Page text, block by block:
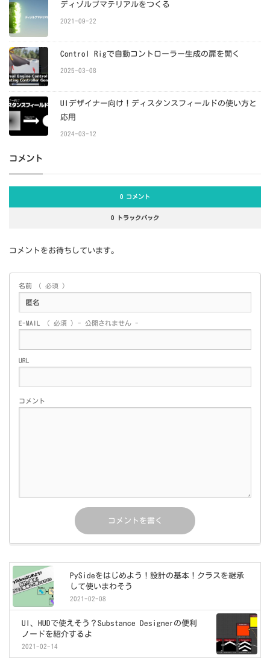
ディゾルブマテリアルをつくる
2021-09-22
Control Rigで自動コントローラー生成の扉を開く
2025-03-08
UIデザイナー向け！ディスタンスフィールドの使い方と
応用
2024-03-12
コメント
0 コメント
0 トラックバック
コメントをお待ちしています。
名前 ( 必須 )
E-MAIL ( 必須 ) - 公開されません -
URL
コメント
PySideをはじめよう！設計の基本！クラスを継承
して使いまわそう
2021-02-08
UI、HUDで使えそう？Substance Designerの便利
ノードを紹介するよ
2021-02-14